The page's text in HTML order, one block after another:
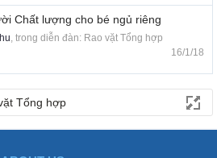
Chất lượng cho bé ngủ riêng
, trong diễn đàn: Rao vặt Tổng hợp
16/1/18
Tổng hợp